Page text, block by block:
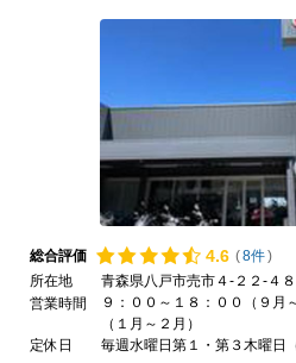
総合評価 4.6 (8件)
所在地
青森県八戸市売市４-２２-４８
営業時間
９：００～１８：００（９月
（１月～２月）
定休日
毎週水曜日第１・第３木曜日